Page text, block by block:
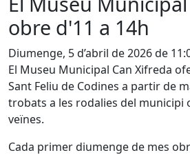
obre d'11 a 14h
Diumenge, 5 d’abril de 2026 de
El Museu Municipal Can Xifreda
Sant Feliu de Codines a partir de
trobats a les rodalies del municipi
veïnes.
Cada primer diumenge de mes